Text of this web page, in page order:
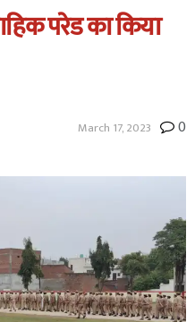
परेड का किया
March 17, 2023 0